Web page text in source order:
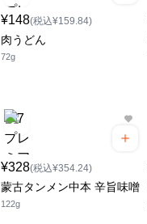
¥148(税込¥159.84)
肉うどん
72g
¥328(税込¥354.24)
蒙古タンメン中本 辛旨味噌
122g